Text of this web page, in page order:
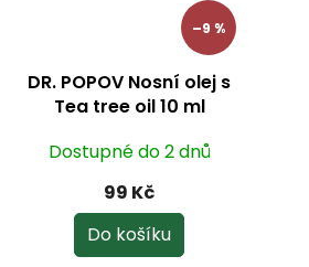
–9 %
DR. POPOV Nosní olej s
Tea tree oil 10 ml
Dostupné do 2 dnů
99 Kč
Do košíku